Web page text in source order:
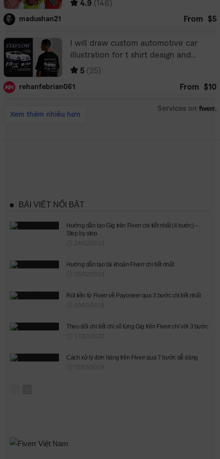
BÀI VIẾT NỔI BẬT
Hướng dẫn tạo Gig trên Fiverr chi tiết nhất (4 bước) –
Step by step
24/02/2019
Hướng dẫn tạo tài khoản Fiverr chi tiết nhất
25/02/2019
Rút tiền từ Fiverr về Payoneer qua 3 bước chi tiết nhất
10/03/2019
Theo dõi chi tiết chỉ số từng Gig trên Fiverr chỉ với 3 bước
17/03/2020
Cách xử lý đơn hàng trên Fiverr qua 7 bước dễ dàng
11/03/2019